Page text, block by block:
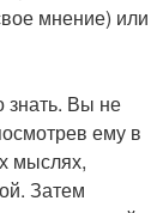
мнение) или
знать. Вы не
ему в
мыслях,
Затем